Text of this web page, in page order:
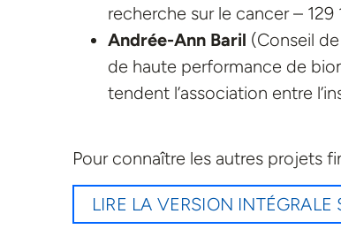
recherche sur le cancer – 129
Andrée-Ann Baril (Conseil
de haute performance de
tendent l’association entre
Pour connaître les autres projets
LIRE LA VERSION